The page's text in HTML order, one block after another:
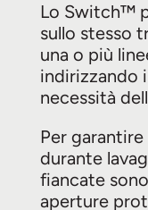
Lo Switch™
sullo stesso
una o più
indirizzando
necessità
Per
durante
fiancate
aperture